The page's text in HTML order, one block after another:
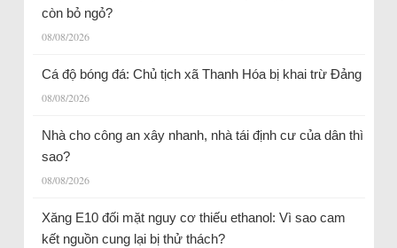
còn bỏ ngỏ?
08/08/2026
Cá độ bóng đá: Chủ tịch xã Thanh Hóa bị khai trừ Đảng
08/08/2026
Nhà cho công an xây nhanh, nhà tái định cư của dân thì
sao?
08/08/2026
Xăng E10 đối mặt nguy cơ thiếu ethanol: Vì sao cam
kết nguồn cung lại bị thử thách?